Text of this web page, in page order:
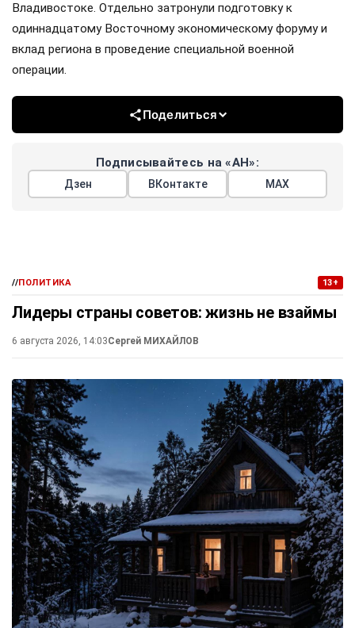
Владивостоке. Отдельно затронули подготовку к
одиннадцатому Восточному экономическому форуму и
вклад региона в проведение специальной военной
операции.
Поделиться
Подписывайтесь на «АН»:
Дзен ВКонтакте МАХ
//ПОЛИТИКА 13+
Лидеры страны советов: жизнь не взаймы
6 августа 2026, 14:03Сергей МИХАЙЛОВ